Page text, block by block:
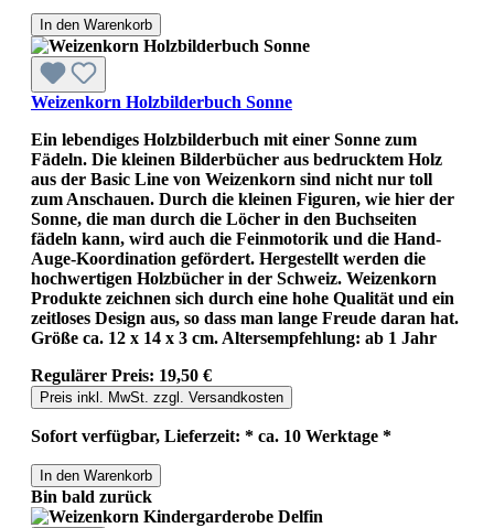
In den Warenkorb
Weizenkorn Holzbilderbuch Sonne
Ein lebendiges Holzbilderbuch mit einer Sonne zum
Fädeln. Die kleinen Bilderbücher aus bedrucktem Holz
aus der Basic Line von Weizenkorn sind nicht nur toll
zum Anschauen. Durch die kleinen Figuren, wie hier der
Sonne, die man durch die Löcher in den Buchseiten
fädeln kann, wird auch die Feinmotorik und die Hand-
Auge-Koordination gefördert. Hergestellt werden die
hochwertigen Holzbücher in der Schweiz. Weizenkorn
Produkte zeichnen sich durch eine hohe Qualität und ein
zeitloses Design aus, so dass man lange Freude daran hat.
Größe ca. 12 x 14 x 3 cm. Altersempfehlung: ab 1 Jahr
Regulärer Preis: 19,50 €
Preis inkl. MwSt. zzgl. Versandkosten
Sofort verfügbar, Lieferzeit: * ca. 10 Werktage *
In den Warenkorb
Bin bald zurück